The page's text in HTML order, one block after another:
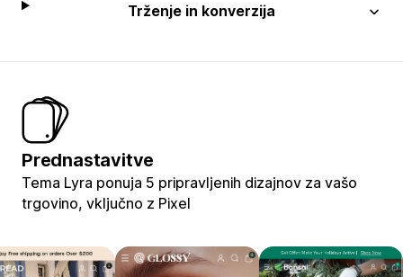
Trženje in konverzija
Prednastavitve
Tema Lyra ponuja 5 pripravljenih dizajnov za vašo
trgovino, vključno z Pixel